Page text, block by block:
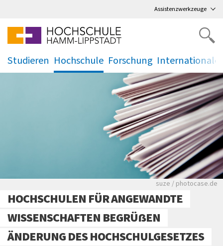
Assistenzwerkzeuge
Studieren
.
Hochschule
.
Forschung
. .
Viele Zeitungen.
suze / photocase.de
HOCHSCHULEN FÜR ANGEWANDTE
WISSENSCHAFTEN BEGRÜẞEN
ÄNDERUNG DES HOCHSCHULGESETZES